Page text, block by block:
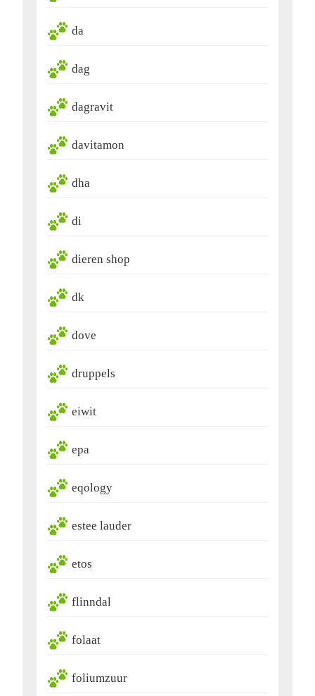
da
dag
dagravit
davitamon
dha
di
dieren shop
dk
dove
druppels
eiwit
epa
eqology
estee lauder
etos
flinndal
folaat
foliumzuur